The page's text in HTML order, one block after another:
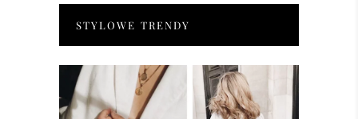
STYLOWE TRENDY